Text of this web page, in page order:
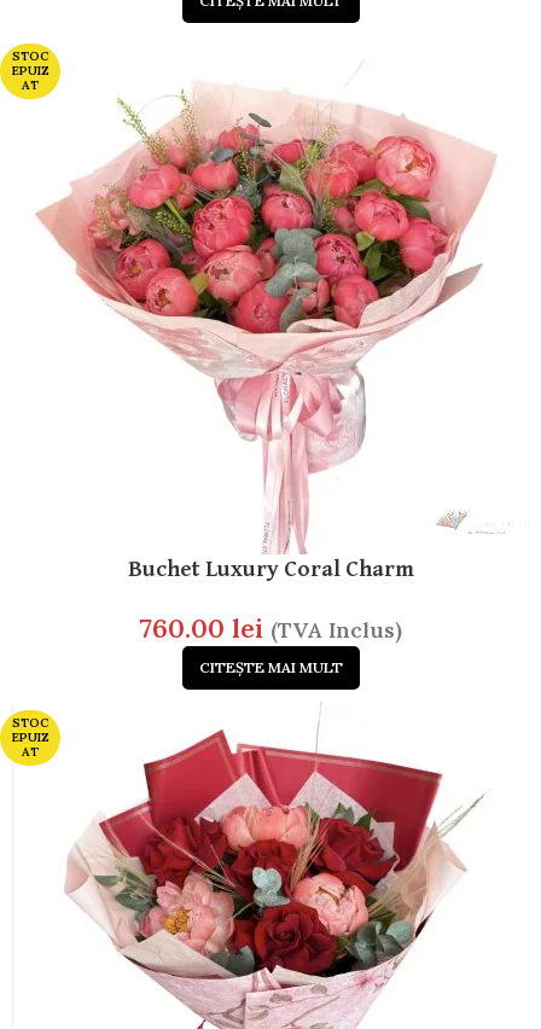
STOC
EPUIZ
AT
Buchet Luxury Coral Charm
760.00 lei (TVA Inclus)
CITEȘTE MAI MULT
STOC
EPUIZ
AT